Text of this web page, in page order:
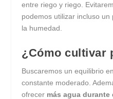
entre riego y riego.
podemos utilizar incluso
la humedad.
¿Cómo cultivar
Buscaremos un equilibrio
constante moderado.
ofrecer más agua durante